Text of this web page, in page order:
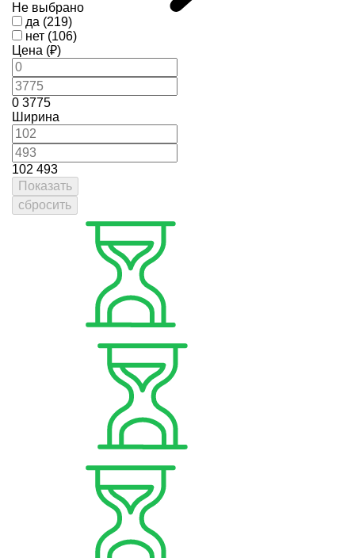
Не выбрано
да (219)
нет (106)
Цена (₽)
0 3775
Ширина
102 493
Показать
сбросить